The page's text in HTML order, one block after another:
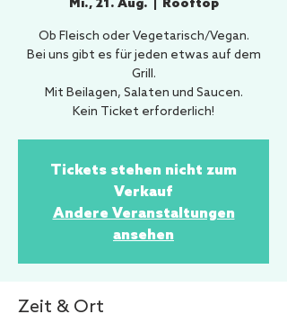
Mi., 21. Aug. Rooftop
Ob Fleisch oder Vegetarisch/Vegan.
Bei uns gibt es für jeden etwas auf dem
Grill.
Mit Beilagen, Salaten und Saucen.
Kein Ticket erforderlich!
Tickets stehen nicht zum
Verkauf
Andere Veranstaltungen
ansehen
Zeit & Ort